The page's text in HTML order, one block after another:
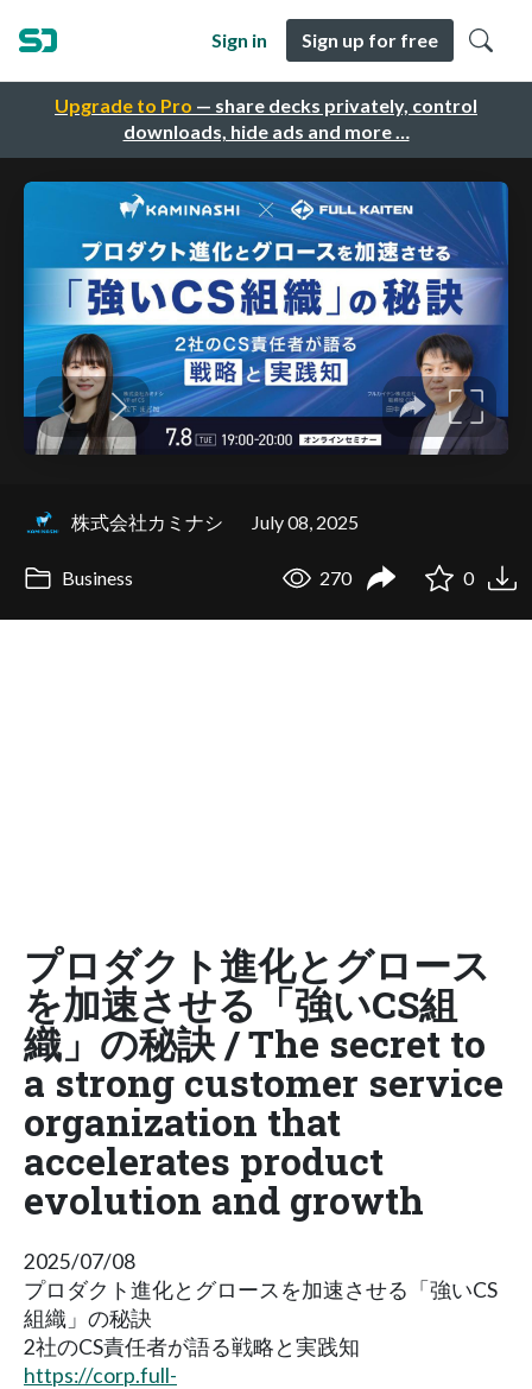
Upgrade to Pro — share decks privately, control
downloads, hide ads and more …
Sign in Sign up for free
株式会社カミナシ July 08, 2025
Business 270 0
プロダクト進化とグロース
を加速させる「強いCS組
織」の秘訣 / The secret to
a strong customer service
organization that
accelerates product
evolution and growth
2025/07/08
プロダクト進化とグロースを加速させる「強いCS
組織」の秘訣
2社のCS責任者が語る戦略と実践知
https://corp.full-